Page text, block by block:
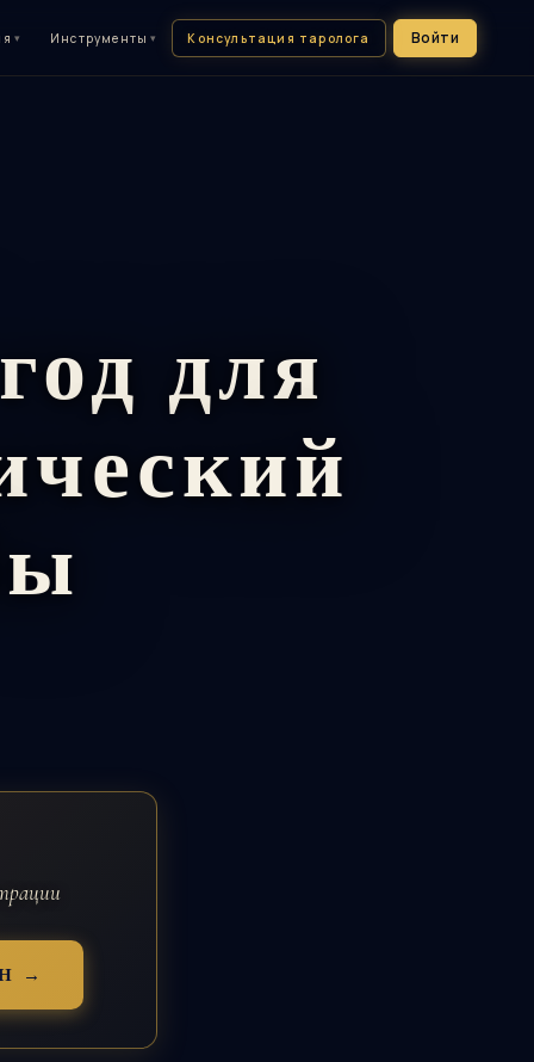
▾ Инструменты ▾ Консультация таролога Войти
для
→